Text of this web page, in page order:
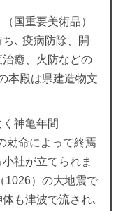
国重要美術品）
､ 疫病防除、開
癒、火防などの
本殿は県建造物文
神亀年間
勅命によって終焉
社が立てられま
1026）の大地震で
も津波で流され､